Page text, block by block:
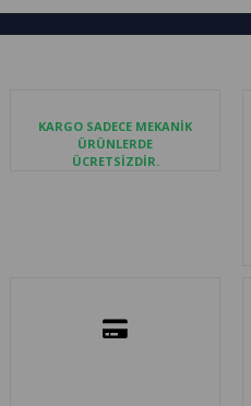
KARGO SADECE MEKANİK
ÜRÜNLERDE
ÜCRETSİZDİR.